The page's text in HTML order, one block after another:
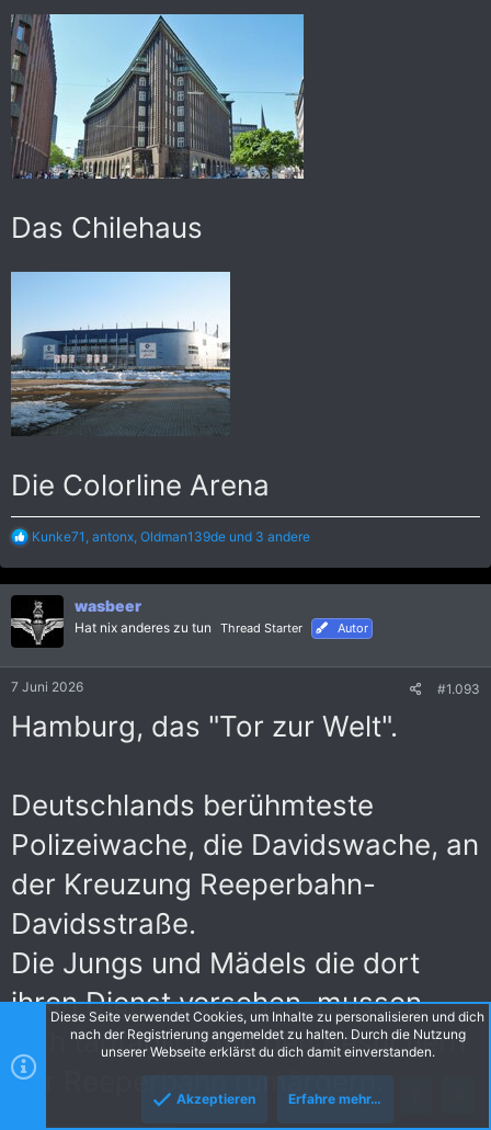
Das Chilehaus
Die Colorline Arena
R
a
k
t
i
o
n
Kunke71 antonx Oldman139de und 3 andere
wasbeer
Hat nix anderes zu tun Thread Starter Autor
7 Juni 2026 #1.093
Hamburg, das "Tor zur Welt".
Deutschlands berühmteste
Polizeiwache, die Davidswache, an
der Kreuzung Reeperbahn-
Davidsstraße.
Die Jungs und Mädels die dort
ihren Dienst versehen, mussen
sich tagtäglich mit den Besuchern
der Reeperbahn rumärgern.
Diese Seite verwendet Cookies, um Inhalte zu personalisieren und dich
nach der Registrierung angemeldet zu halten. Durch die Nutzung
unserer Webseite erklärst du dich damit einverstanden.
Akzeptieren Erfahre mehr…